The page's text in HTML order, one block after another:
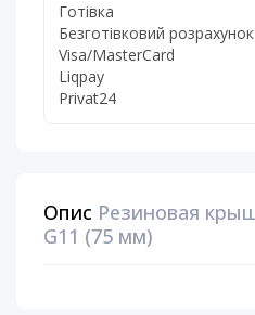
Готівка
Безготівковий розрахунок
Visa/MasterCard
Liqpay
Privat24
Опис Резиновая
G11 (75 мм)